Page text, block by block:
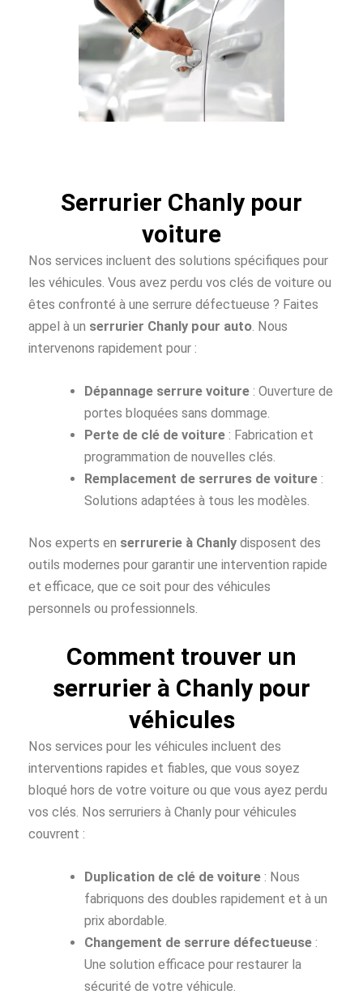
Serrurier Chanly pour
voiture
Nos services incluent des solutions spécifiques pour
les véhicules. Vous avez perdu vos clés de voiture ou
êtes confronté à une serrure défectueuse ? Faites
appel à un serrurier Chanly pour auto . Nous
intervenons rapidement pour :
Dépannage serrure voiture : Ouverture de
portes bloquées sans dommage.
Perte de clé de voiture : Fabrication et
programmation de nouvelles clés.
Remplacement de serrures de voiture :
Solutions adaptées à tous les modèles.
Nos experts en serrurerie à Chanly disposent des
outils modernes pour garantir une intervention rapide
et efficace, que ce soit pour des véhicules
personnels ou professionnels.
Comment trouver un
serrurier à Chanly pour
véhicules
Nos services pour les véhicules incluent des
interventions rapides et fiables, que vous soyez
bloqué hors de votre voiture ou que vous ayez perdu
vos clés. Nos serruriers à Chanly pour véhicules
couvrent :
Duplication de clé de voiture : Nous
fabriquons des doubles rapidement et à un
prix abordable.
Changement de serrure défectueuse :
Une solution efficace pour restaurer la
sécurité de votre véhicule.